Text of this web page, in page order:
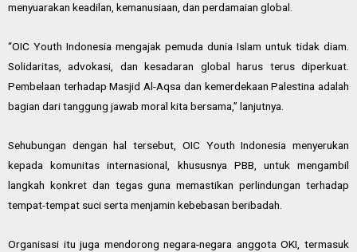
menyuarakan keadilan, kemanusiaan, dan perdamaian global.
“OIC Youth Indonesia mengajak pemuda dunia Islam untuk tidak diam.
Solidaritas, advokasi, dan kesadaran global harus terus diperkuat.
Pembelaan terhadap Masjid Al-Aqsa dan kemerdekaan Palestina adalah
bagian dari tanggung jawab moral kita bersama,” lanjutnya.
Sehubungan dengan hal tersebut, OIC Youth Indonesia menyerukan
kepada komunitas internasional, khususnya PBB, untuk mengambil
langkah konkret dan tegas guna memastikan perlindungan terhadap
tempat-tempat suci serta menjamin kebebasan beribadah.
Organisasi itu juga mendorong negara-negara anggota OKI, termasuk